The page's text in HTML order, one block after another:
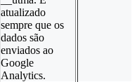
atualizado
sempre que os
dados são
enviados ao
Google
Analytics.